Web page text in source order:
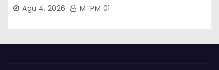
TimurAgu 4, 2026 MTPM 01